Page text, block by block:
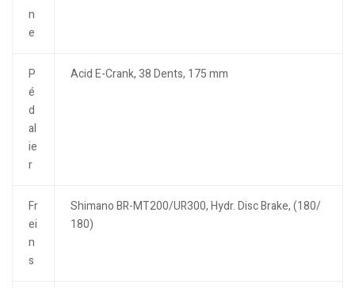
n
e
P
é
d
al
ie
r
Acid E-Crank, 38 Dents, 175 mm
Fr
ei
n
s
Shimano BR-MT200/UR300, Hydr. Disc Brake, (180/
180)